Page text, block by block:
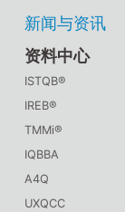
新闻与资讯
资料中心
ISTQB®
IREB®
TMMi®
IQBBA
A4Q
UXQCC